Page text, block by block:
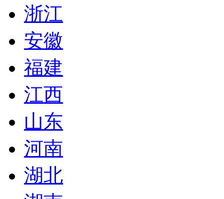
浙江
安徽
福建
江西
山东
河南
湖北